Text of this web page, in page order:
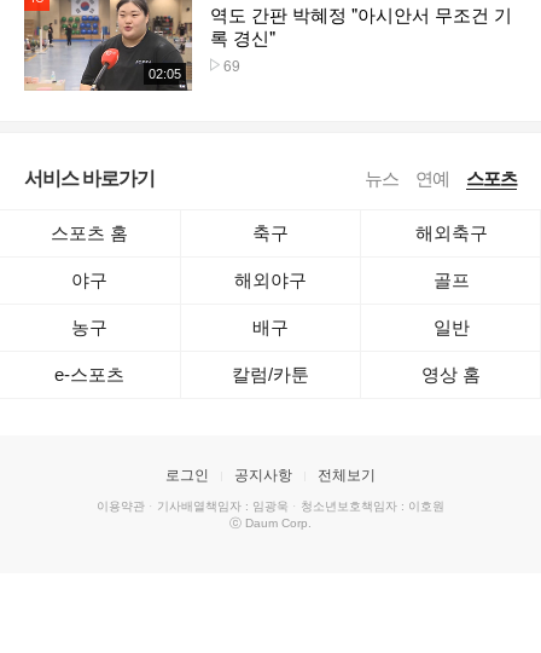
02:05
역도 간판 박혜정 "아시안서 무조건 기
록 경신"
69
서비스 바로가기 뉴스 연예 스포츠
스포츠 홈 축구 해외축구
야구 해외야구 골프
농구 배구 일반
e-스포츠 칼럼/카툰 영상 홈
로그인 공지사항 전체보기
이용약관 · 기사배열책임자 : 임광욱 · 청소년보호책임자 : 이호원
ⓒ Daum Corp.